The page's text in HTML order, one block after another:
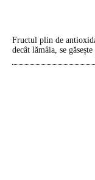
Fructul plin de
decât lămâia, se